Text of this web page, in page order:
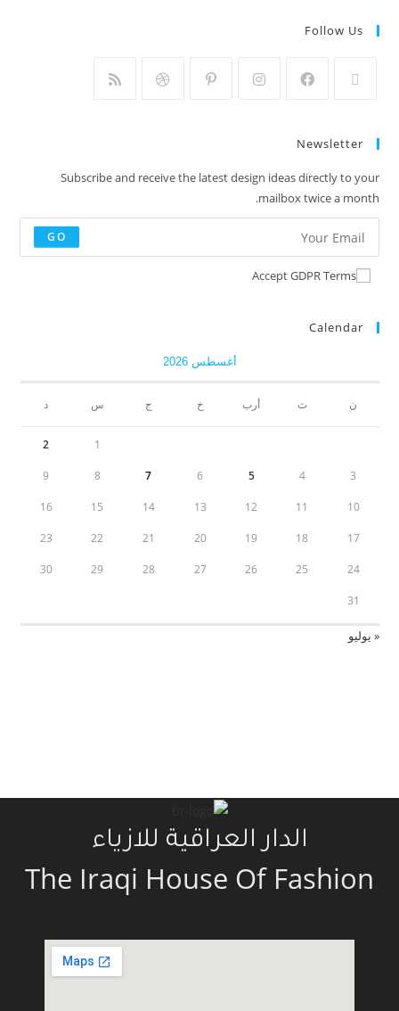
Follow Us
Newsletter
Subscribe and receive the latest design ideas directly to your
mailbox twice a month.
GO
Accept GDPR Terms
Calendar
أغسطس 2026
ن ث أرب خ ج س د
1
2
3
4
5
6
7
8
9
10
11
12
13
14
15
16
17
18
19
20
21
22
23
24
25
26
27
28
29
30
31
« يوليو
الدار العراقية للازياء
The Iraqi House Of Fashion